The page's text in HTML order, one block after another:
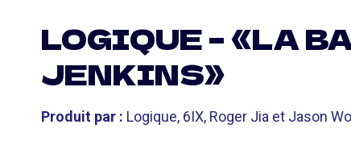
LOGIQUE – «LA
JENKINS»
Produit par : Logique, 6IX, Roger Jia et Jason